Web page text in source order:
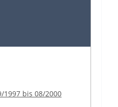
1997 bis 08/2000